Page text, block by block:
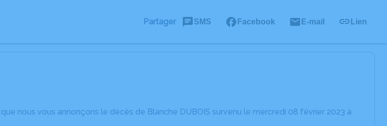
Partager SMS Facebook E-mail Lien
nous vous annonçons le décès de Blanche DUBOIS survenu le mercredi 08 février 2023 à